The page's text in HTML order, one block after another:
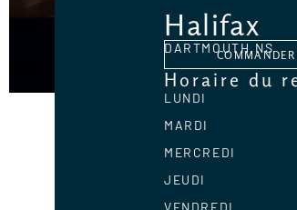
Halifax
DARTMOUTH, NS
COMMANDER
Horaire du
LUNDI
MARDI
MERCREDI
JEUDI
VENDREDI